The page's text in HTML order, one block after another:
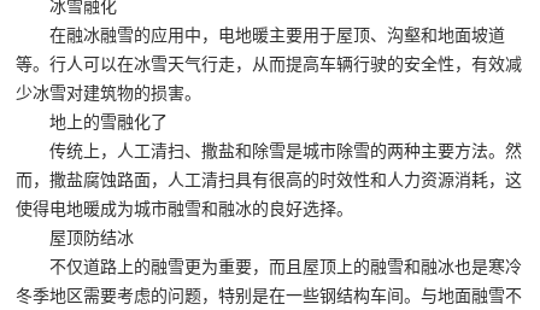
冰雪融化
在融冰融雪的应用中，电地暖主要用于屋顶、沟壑和地面坡道
等。行人可以在冰雪天气行走，从而提高车辆行驶的安全性，有效减
少冰雪对建筑物的损害。
地上的雪融化了
传统上，人工清扫、撒盐和除雪是城市除雪的两种主要方法。然
而，撒盐腐蚀路面，人工清扫具有很高的时效性和人力资源消耗，这
使得电地暖成为城市融雪和融冰的良好选择。
屋顶防结冰
不仅道路上的融雪更为重要，而且屋顶上的融雪和融冰也是寒冷
冬季地区需要考虑的问题，特别是在一些钢结构车间。与地面融雪不